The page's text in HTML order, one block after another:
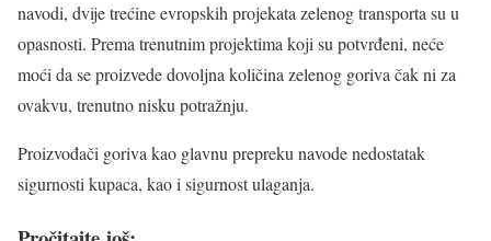
navodi, dvije trećine evropskih projekata zelenog transporta su u
opasnosti. Prema trenutnim projektima koji su potvrđeni, neće
moći da se proizvede dovoljna količina zelenog goriva čak ni za
ovakvu, trenutno nisku potražnju.
Proizvođači goriva kao glavnu prepreku navode nedostatak
sigurnosti kupaca, kao i sigurnost ulaganja.